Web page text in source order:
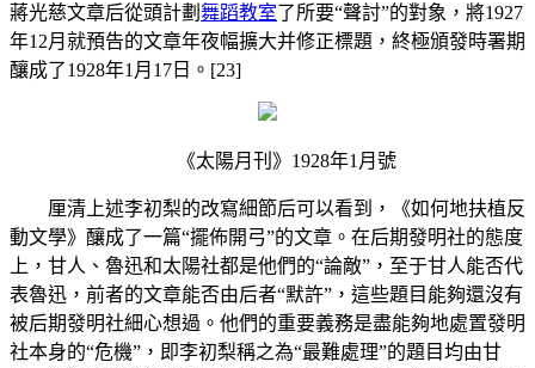
蔣光慈文章后從頭計劃 舞蹈教室了所要“聲討”的對象，將1927
年12月就預告的文章年夜幅擴大并修正標題，終極頒發時署期
釀成了1928年1月17日。[23]
《太陽月刊》1928年1月號
厘清上述李初梨的改寫細節后可以看到，《如何地扶植反
動文學》釀成了一篇“擺佈開弓”的文章。在后期發明社的態度
上，甘人、魯迅和太陽社都是他們的“論敵”，至于甘人能否代
表魯迅，前者的文章能否由后者“默許”，這些題目能夠還沒有
被后期發明社細心想過。他們的重要義務是盡能夠地處置發明
社本身的“危機”，即李初梨稱之為“最難處理”的題目均由甘